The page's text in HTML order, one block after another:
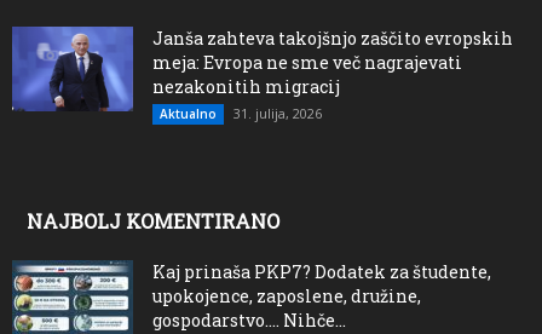
Janša zahteva takojšnjo zaščito evropskih
meja: Evropa ne sme več nagrajevati
nezakonitih migracij
Aktualno 31. julija, 2026
NAJBOLJ KOMENTIRANO
Kaj prinaša PKP7? Dodatek za študente,
upokojence, zaposlene, družine,
gospodarstvo…. Nihče...